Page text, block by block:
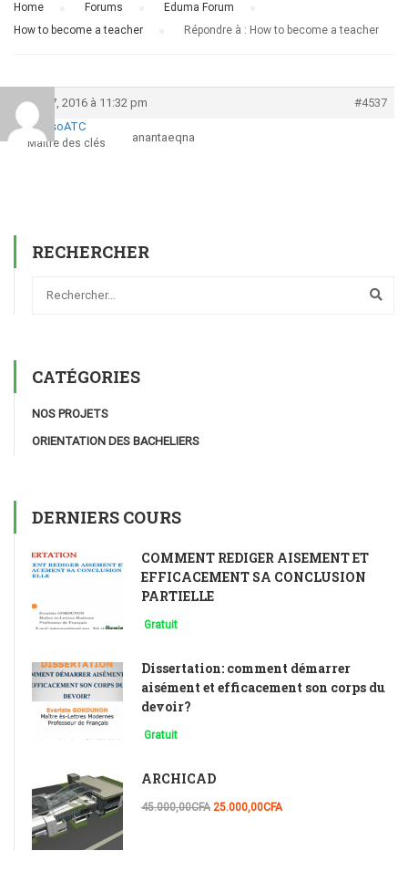
Home Forums Eduma Forum
How to become a teacher
Répondre à : How to become a teacher
mars 7, 2016 à 11:32 pm
#4537
AnsoATC
Maître des clés anantaeqna
RECHERCHER
CATÉGORIES
NOS PROJETS
ORIENTATION DES BACHELIERS
DERNIERS COURS
COMMENT REDIGER AISEMENT ET
EFFICACEMENT SA CONCLUSION
PARTIELLE
Gratuit
Dissertation: comment démarrer
aisément et efficacement son corps du
devoir?
Gratuit
ARCHICAD
45.000,00CFA 25.000,00CFA